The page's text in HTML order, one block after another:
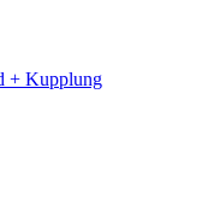
+ Kupplung